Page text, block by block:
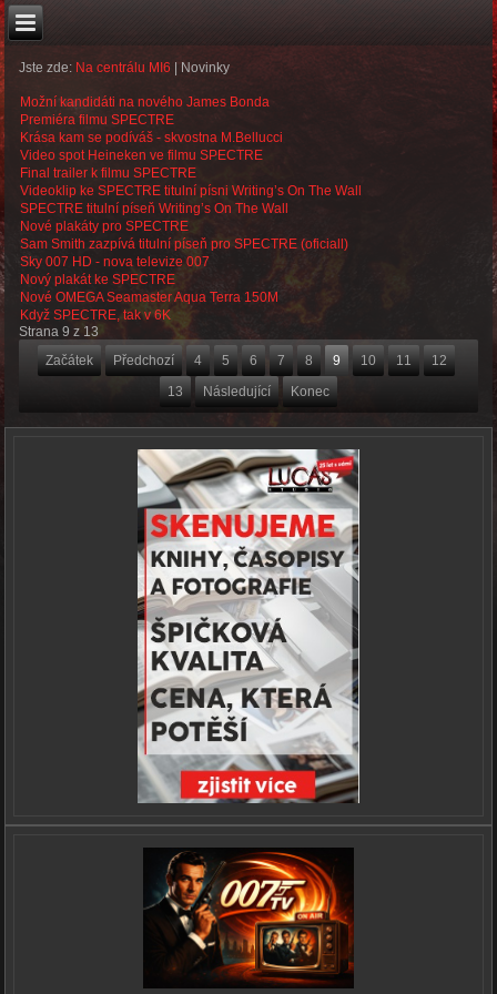
Jste zde: Na centrálu MI6 Novinky
Možní kandidáti na nového James Bonda
Premiéra filmu SPECTRE
Krása kam se podíváš - skvostna M.Bellucci
Video spot Heineken ve filmu SPECTRE
Final trailer k filmu SPECTRE
Videoklip ke SPECTRE titulní písni Writing’s On The Wall
SPECTRE titulní píseň Writing’s On The Wall
Nové plakáty pro SPECTRE
Sam Smith zazpívá titulní píseň pro SPECTRE (oficiall)
Sky 007 HD - nova televize 007
Nový plakát ke SPECTRE
Nové OMEGA Seamaster Aqua Terra 150M
Když SPECTRE, tak v 6K
Strana 9 z 13
Začátek
Předchozí 4 5 6 7 8 9 10 11
12
13
Následující Konec